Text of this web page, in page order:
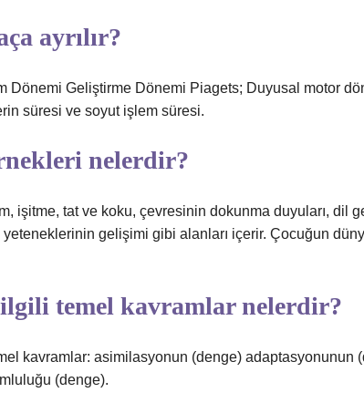
ayrılır?
Dönemi Geliştirme Dönemi Piagets; Duyusal motor
süresi ve soyut işlem süresi.
nelerdir?
işitme, tat ve koku, çevresinin dokunma duyuları, dil
yeteneklerinin gelişimi gibi alanları içerir. Çocuğun
temel kavramlar nelerdir?
kavramlar: asimilasyonun (denge) adaptasyonunun
(denge).